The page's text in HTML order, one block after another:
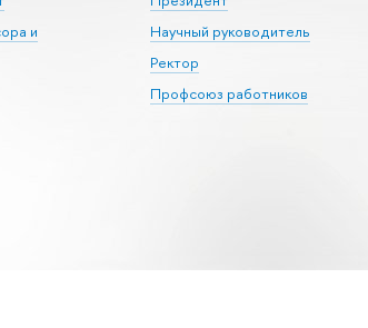
и
Научный руководитель
Ректор
Профсоюз работников